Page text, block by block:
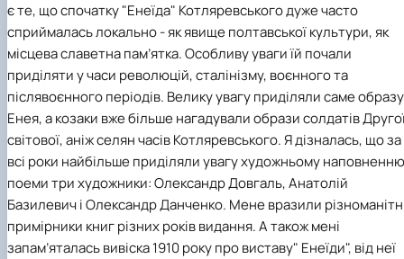
є те, що спочатку "Енеїда" Котляревського дуже часто
сприймалась локально - як явище полтавської культури, як
місцева славетна пам’ятка. Особливу уваги їй почали
приділяти у часи революцій, сталінізму, воєнного та
післявоєнного періодів. Велику увагу приділяли саме образу
Енея, а козаки вже більше нагадували образи солдатів
світової, аніж селян часів Котляревського. Я дізналась, що за
всі роки найбільше приділяли увагу художньому наповненню
поеми три художники: Олександр Довгаль, Анатолій
Базилевич і Олександр Данченко. Мене вразили
примірники книг різних років видання. А також мені
запам’яталась вивіска 1910 року про виставу" Енеїди", від неї